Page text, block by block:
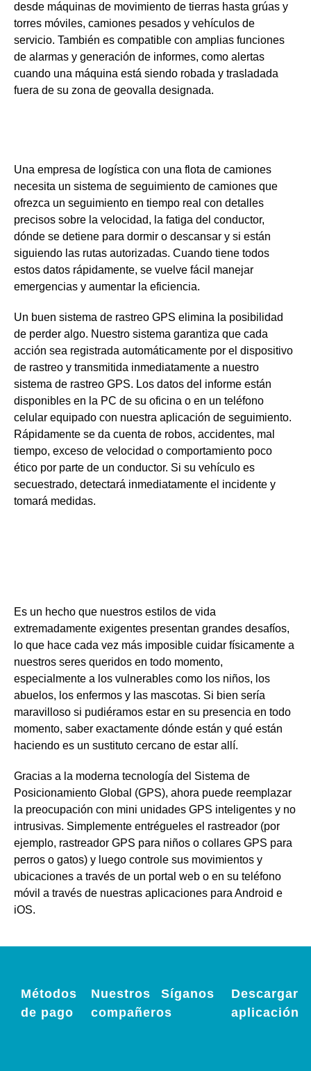
desde máquinas de movimiento de tierras hasta grúas y
torres móviles, camiones pesados y vehículos de
servicio. También es compatible con amplias funciones
de alarmas y generación de informes, como alertas
cuando una máquina está siendo robada y trasladada
fuera de su zona de geovalla designada.
Una empresa de logística con una flota de camiones
necesita un sistema de seguimiento de camiones que
ofrezca un seguimiento en tiempo real con detalles
precisos sobre la velocidad, la fatiga del conductor,
dónde se detiene para dormir o descansar y si están
siguiendo las rutas autorizadas. Cuando tiene todos
estos datos rápidamente, se vuelve fácil manejar
emergencias y aumentar la eficiencia.
Un buen sistema de rastreo GPS elimina la posibilidad
de perder algo. Nuestro sistema garantiza que cada
acción sea registrada automáticamente por el dispositivo
de rastreo y transmitida inmediatamente a nuestro
sistema de rastreo GPS. Los datos del informe están
disponibles en la PC de su oficina o en un teléfono
celular equipado con nuestra aplicación de seguimiento.
Rápidamente se da cuenta de robos, accidentes, mal
tiempo, exceso de velocidad o comportamiento poco
ético por parte de un conductor. Si su vehículo es
secuestrado, detectará inmediatamente el incidente y
tomará medidas.
Es un hecho que nuestros estilos de vida
extremadamente exigentes presentan grandes desafíos,
lo que hace cada vez más imposible cuidar físicamente a
nuestros seres queridos en todo momento,
especialmente a los vulnerables como los niños, los
abuelos, los enfermos y las mascotas. Si bien sería
maravilloso si pudiéramos estar en su presencia en todo
momento, saber exactamente dónde están y qué están
haciendo es un sustituto cercano de estar allí.
Gracias a la moderna tecnología del Sistema de
Posicionamiento Global (GPS), ahora puede reemplazar
la preocupación con mini unidades GPS inteligentes y no
intrusivas. Simplemente entrégueles el rastreador (por
ejemplo, rastreador GPS para niños o collares GPS para
perros o gatos) y luego controle sus movimientos y
ubicaciones a través de un portal web o en su teléfono
móvil a través de nuestras aplicaciones para Android e
iOS.
Métodos
de pago
Nuestros
compañeros
Síganos
Descargar
aplicación